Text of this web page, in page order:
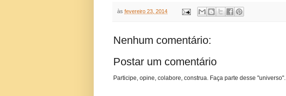
às fevereiro 23, 2014
Nenhum comentário:
Postar um comentário
Participe, opine, colabore, construa. Faça parte desse "universo".